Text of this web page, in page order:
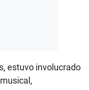
estuvo involucrado